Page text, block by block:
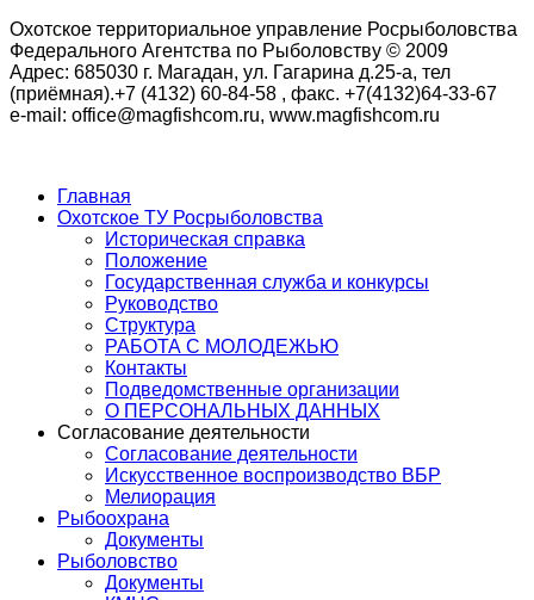
Охотское территориальное управление Росрыболовства
Федерального Агентства по Рыболовству © 2009
Адрес: 685030 г. Магадан, ул. Гагарина д.25-а, тел
(приёмная).+7 (4132) 60-84-58 , факс. +7(4132)64-33-67
e-mail: office@magfishcom.ru, www.magfishcom.ru
Главная
Охотское ТУ Росрыболовства
Историческая справка
Положение
Государственная служба и конкурсы
Руководство
Структура
РАБОТА С МОЛОДЕЖЬЮ
Контакты
Подведомственные организации
О ПЕРСОНАЛЬНЫХ ДАННЫХ
Согласование деятельности
Согласование деятельности
Искусственное воспроизводство ВБР
Мелиорация
Рыбоохрана
Документы
Рыболовство
Документы